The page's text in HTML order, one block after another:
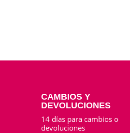
CAMBIOS Y
DEVOLUCIONES
14 días para cambios o
devoluciones